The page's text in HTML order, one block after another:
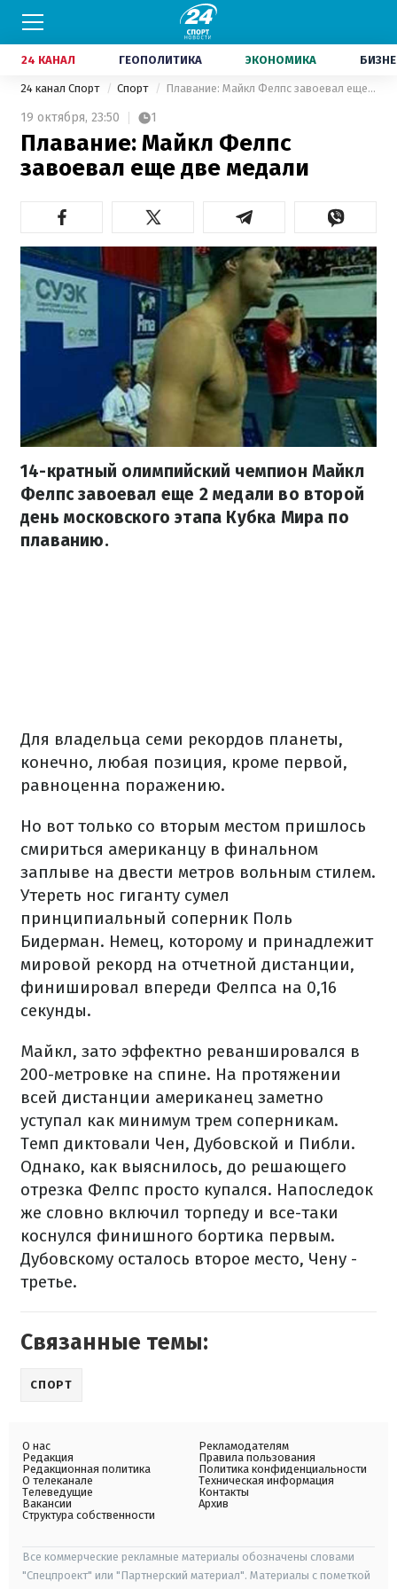
24 КАНАЛ ГЕОПОЛИТИКА ЭКОНОМИКА
24 канал Спорт Спорт Плавание: Майкл Фелпс завоевал еще две медали
19 октября, 23:50 1
Плавание: Майкл Фелпс
завоевал еще две медали
14-кратный олимпийский чемпион Майкл
Фелпс завоевал еще 2 медали во второй
день московского этапа Кубка Мира по
плаванию.
Для владельца семи рекордов планеты,
конечно, любая позиция, кроме первой,
равноценна поражению.
Но вот только со вторым местом пришлось
смириться американцу в финальном
заплыве на двести метров вольным стилем.
Утереть нос гиганту сумел
принципиальный соперник Поль
Бидерман. Немец, которому и принадлежит
мировой рекорд на отчетной дистанции,
финишировал впереди Фелпса на 0,16
секунды.
Майкл, зато эффектно реваншировался в
200-метровке на спине. На протяжении
всей дистанции американец заметно
уступал как минимум трем соперникам.
Темп диктовали Чен, Дубовской и Пибли.
Однако, как выяснилось, до решающего
отрезка Фелпс просто купался. Напоследок
же словно включил торпеду и все-таки
коснулся финишного бортика первым.
Дубовскому осталось второе место, Чену -
третье.
Связанные темы:
СПОРТ
О нас
Редакция
Редакционная политика
О телеканале
Телеведущие
Вакансии
Структура собственности
Рекламодателям
Правила пользования
Политика конфиденциальности
Техническая информация
Контакты
Архив
Все коммерческие рекламные материалы обозначены словами
"Спецпроект" или "Партнерский материал". Материалы с пометкой